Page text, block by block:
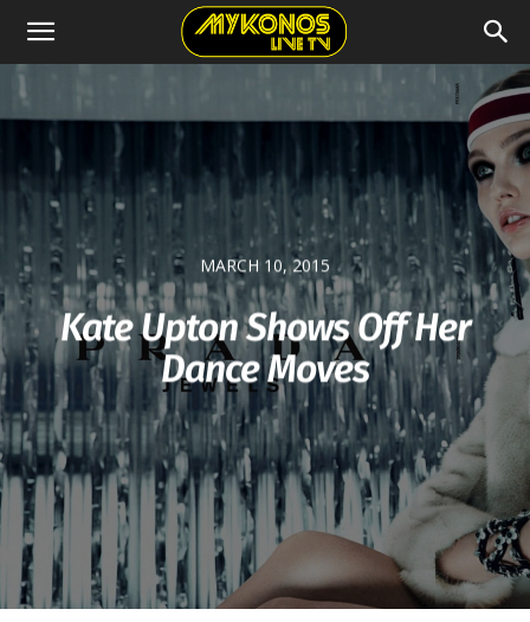
MARCH 10, 2015
Kate Upton Shows Off Her
Dance Moves